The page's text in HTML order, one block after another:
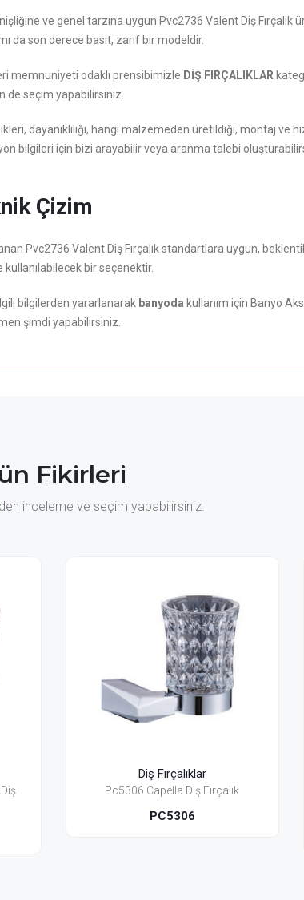
ve genel tarzına uygun Pvc2736 Valent Diş Fırçalık
da son derece basit, zarif bir modeldir.
memnuniyeti odaklı prensibimizle DİŞ FIRÇALIKLAR
de seçim yapabilirsiniz.
dayanıklılığı, hangi malzemeden üretildiği, montaj ve
bilgileri için bizi arayabilir veya aranma talebi
Çizim
Pvc2736 Valent Diş Fırçalık standartlara uygun,
kullanılabilecek bir seçenektir.
bilgilerden yararlanarak banyoda kullanım için Banyo
şimdi yapabilirsiniz.
Fikirleri
inceleme ve seçim yapabilirsiniz.
Diş Fırçalıklar
Pn4806 Nova Diş Fırçalık (Seramik